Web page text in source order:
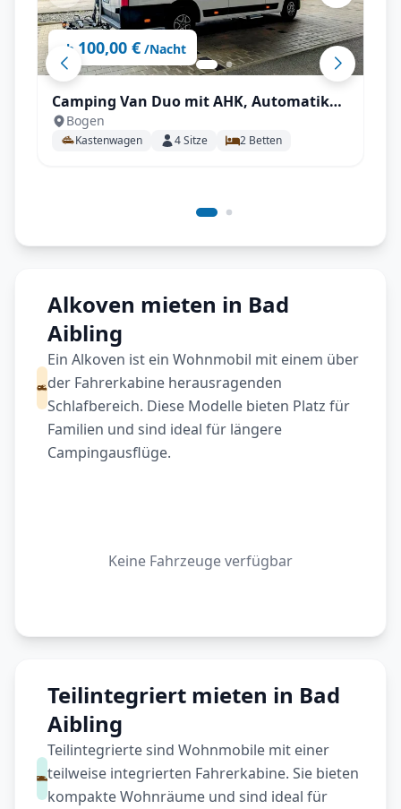
ab 100,00 € /Nacht
Camping Van Duo mit AHK, Automatik
uvm.
Bogen
Kastenwagen 4Sitze 2 Betten
Alkoven mieten in Bad
Aibling
Ein Alkoven ist ein Wohnmobil mit einem über
der Fahrerkabine herausragenden
Schlafbereich. Diese Modelle bieten Platz für
Familien und sind ideal für längere
Campingausflüge.
Keine Fahrzeuge verfügbar
Teilintegriert mieten in Bad
Aibling
Teilintegrierte sind Wohnmobile mit einer
teilweise integrierten Fahrerkabine. Sie bieten
kompakte Wohnräume und sind ideal für